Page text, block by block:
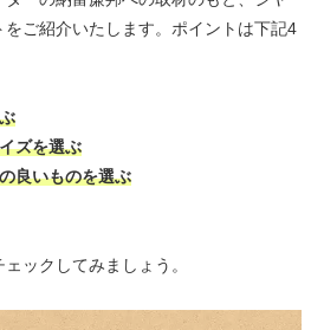
ご紹介いたします。ポイントは下記4
ズを選ぶ
良いものを選ぶ
ックしてみましょう。